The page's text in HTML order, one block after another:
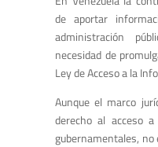
de aportar
administración
necesidad de
Ley de Acceso a la
Aunque el marco
derecho al acceso
gubernamentales,